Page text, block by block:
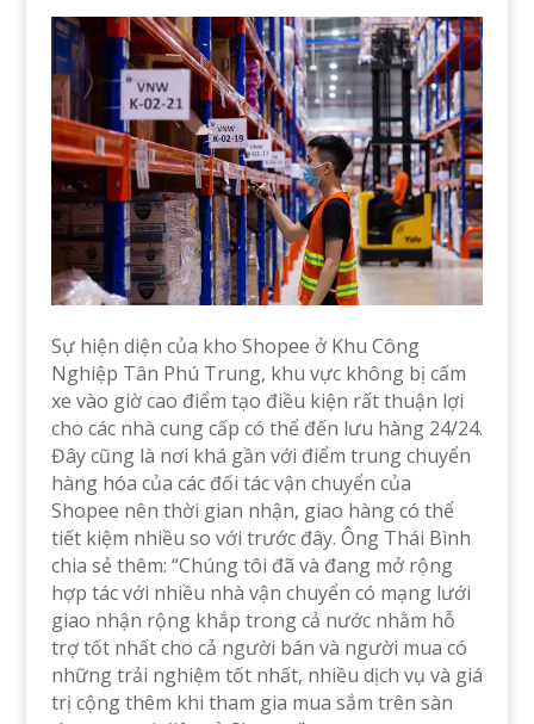
Sự hiện diện của kho Shopee ở Khu Công
Nghiệp Tân Phú Trung, khu vực không bị cấm
xe vào giờ cao điểm tạo điều kiện rất thuận lợi
cho các nhà cung cấp có thể đến lưu hàng 24/24.
Đây cũng là nơi khá gần với điểm trung chuyển
hàng hóa của các đối tác vận chuyển của
Shopee nên thời gian nhận, giao hàng có thể
tiết kiệm nhiều so với trước đây. Ông Thái Bình
chia sẻ thêm: “Chúng tôi đã và đang mở rộng
hợp tác với nhiều nhà vận chuyển có mạng lưới
giao nhận rộng khắp trong cả nước nhằm hỗ
trợ tốt nhất cho cả người bán và người mua có
những trải nghiệm tốt nhất, nhiều dịch vụ và giá
trị cộng thêm khi tham gia mua sắm trên sàn